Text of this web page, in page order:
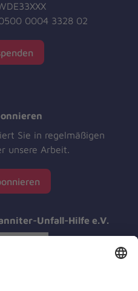
0004 3328 02
Sie in regelmäßigen
unsere Arbeit.
Unfall-Hilfe e.V.